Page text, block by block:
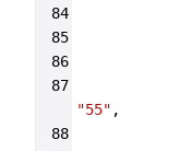
84
85
86
87
"55" ,
88